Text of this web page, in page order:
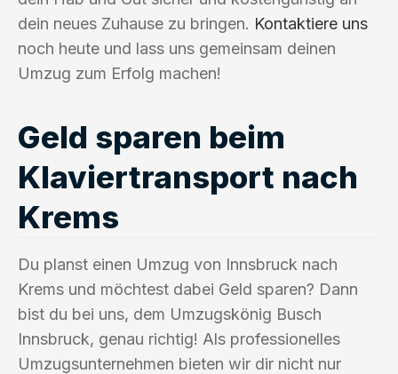
dein neues Zuhause zu bringen. Kontaktiere uns
noch heute und lass uns gemeinsam deinen
Umzug zum Erfolg machen!
Geld sparen beim
Klaviertransport nach
Krems
Du planst einen Umzug von Innsbruck nach
Krems und möchtest dabei Geld sparen? Dann
bist du bei uns, dem Umzugskönig Busch
Innsbruck, genau richtig! Als professionelles
Umzugsunternehmen bieten wir dir nicht nur